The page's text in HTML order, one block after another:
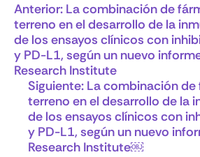
Anterior: La combinación de
terreno en el desarrollo de la
de los ensayos clínicos con
y PD-L1, según un nuevo
Research Institute
Siguiente: La combinación
terreno en el desarrollo de la
de los ensayos clínicos con
y PD-L1, según un nuevo
Research Institute￼